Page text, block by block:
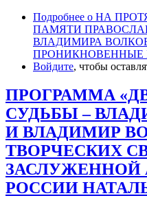
Подробнее о НА
ПАМЯТИ
ВЛАДИМИРА
ПРОНИКНОВЕННЫЕ
Войдите, чтобы
ПРОГРАММА
СУДЬБЫ –
И ВЛАДИМИР
ТВОРЧЕСКИХ
ЗАСЛУЖЕННОЙ
РОССИИ